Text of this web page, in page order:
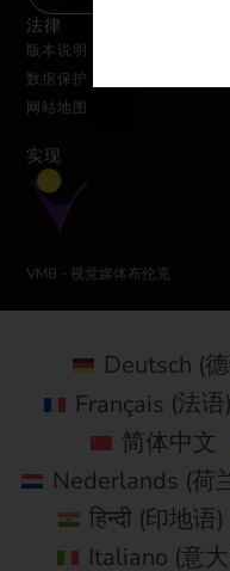
法律
版本说明
数据保护
网站地图
实现
VMB - 视觉媒体布伦克
Deutsch (
Français (法语)
简体中文
Nederlands (荷
हिन्दी (印地语)
Italiano (意